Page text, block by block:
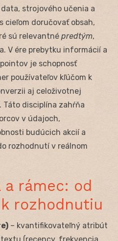
strojového učenia a
cieľom doručovať obsah,
sú relevantné predtým,
V ére prebytku informácií a
je schopnosť
používateľov kľúčom k
aj celoživotnej
Táto disciplína zahŕňa
v údajoch,
budúcich akcií a
rozhodnutí v reálnom
a rámec: od
rozhodnutiu
– kvantifikovateľný atribút